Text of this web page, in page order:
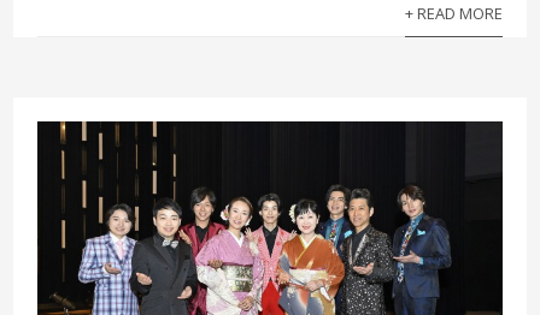
+ READ MORE